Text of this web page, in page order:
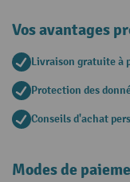
Vos avantages
Livraison gratuite à
Protection des
Conseils d'achat
Modes de